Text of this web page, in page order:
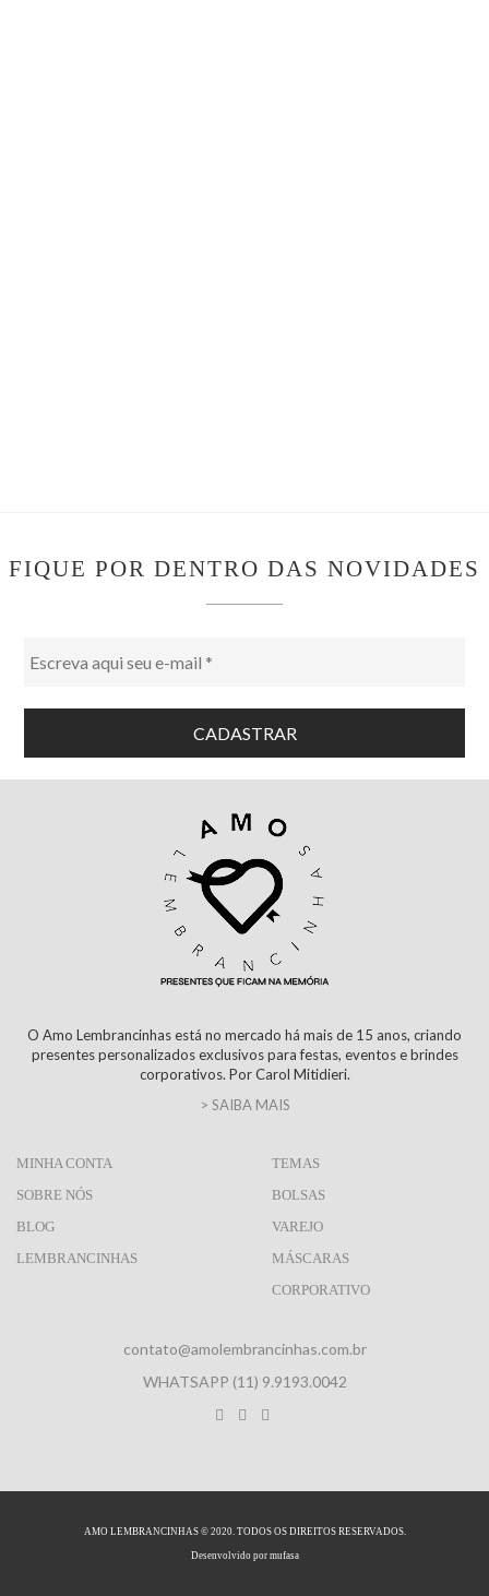
FIQUE POR DENTRO DAS NOVIDADES
O Amo Lembrancinhas está no mercado há mais de 15 anos, criando
presentes personalizados exclusivos para festas, eventos e brindes
corporativos. Por Carol Mitidieri.
> SAIBA MAIS
MINHA CONTA
SOBRE NÓS
BLOG
LEMBRANCINHAS
TEMAS
BOLSAS
VAREJO
MÁSCARAS
CORPORATIVO
contato@amolembrancinhas.com.br
WHATSAPP (11) 9.9193.0042
AMO LEMBRANCINHAS © 2020. TODOS OS DIREITOS RESERVADOS.
Desenvolvido por mufasa